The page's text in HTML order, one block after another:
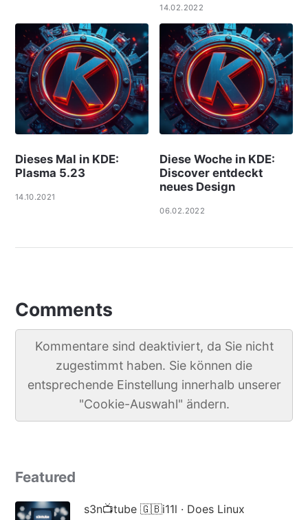
14.02.2022
Dieses Mal in KDE:
Plasma 5.23
14.10.2021
Diese Woche in KDE:
Discover entdeckt
neues Design
06.02.2022
Comments
Kommentare sind deaktiviert, da Sie nicht
zugestimmt haben. Sie können die
entsprechende Einstellung innerhalb unserer
"Cookie-Auswahl" ändern.
Featured
s3n📺tube 🇬🇧i11l · Does Linux